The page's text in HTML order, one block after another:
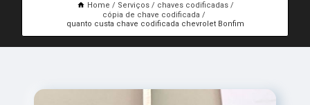
Home Serviços
chaves codificadas
cópia de chave codificada
quanto custa chave codificada chevrolet Bonfim